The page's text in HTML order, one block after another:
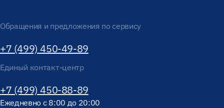
Обращения и предложения по сервису
+7 (499) 450-49-89
Единый контакт-центр
+7 (499) 450-88-89
Ежедневно с 8:00 до 20:00